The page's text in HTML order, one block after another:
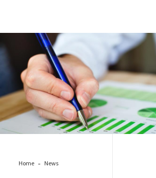
man-grafici-sostenibilita
Home News